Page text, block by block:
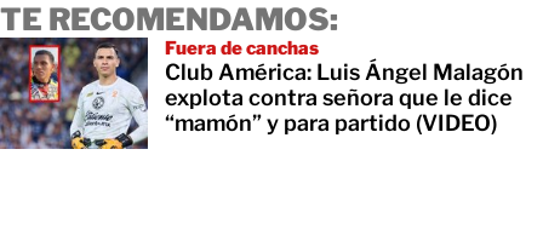
TE RECOMENDAMOS:
Fuera de canchas
Club América: Luis Ángel Malagón
explota contra señora que le dice
“mamón” y para partido (VIDEO)